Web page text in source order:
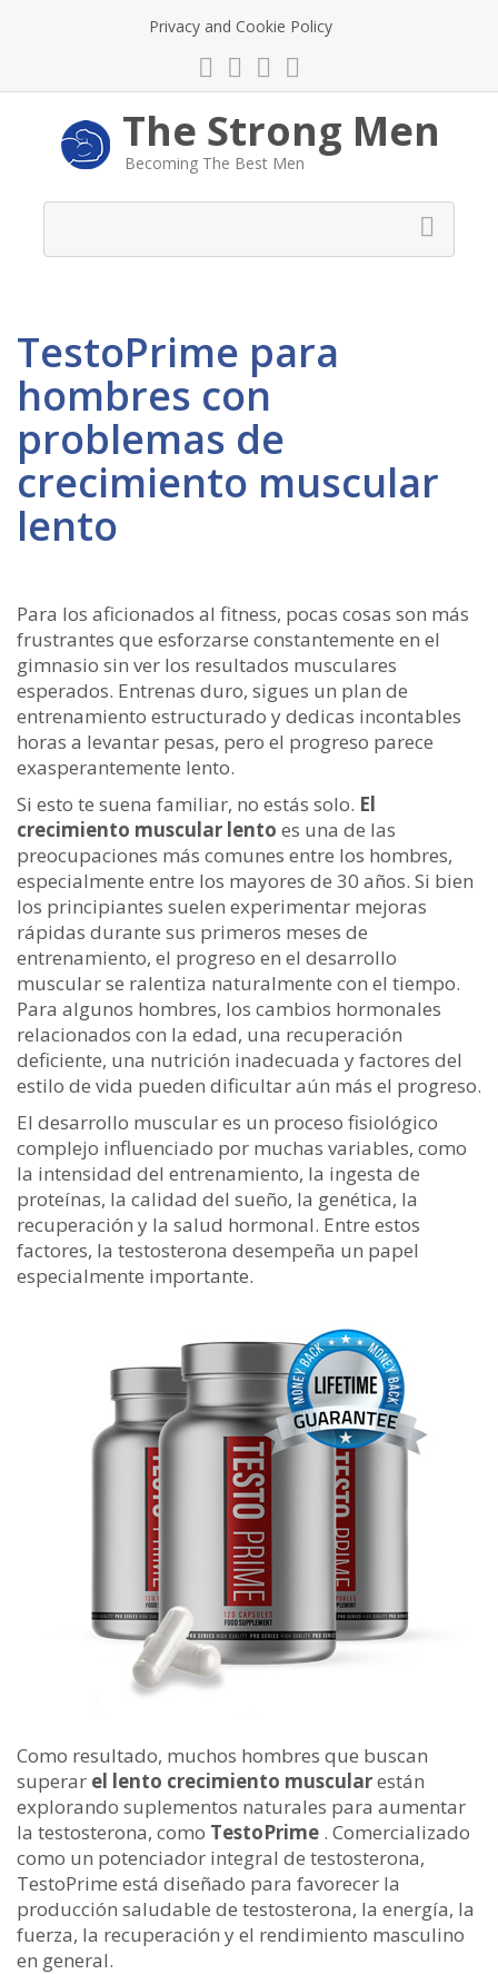
Privacy and Cookie Policy
The Strong Men
Becoming The Best Men
TestoPrime para
hombres con
problemas de
crecimiento muscular
lento
Para los aficionados al fitness, pocas cosas son más
frustrantes que esforzarse constantemente en el
gimnasio sin ver los resultados musculares
esperados. Entrenas duro, sigues un plan de
entrenamiento estructurado y dedicas incontables
horas a levantar pesas, pero el progreso parece
exasperantemente lento.
Si esto te suena familiar, no estás solo. El
crecimiento muscular lento es una de las
preocupaciones más comunes entre los hombres,
especialmente entre los mayores de 30 años. Si bien
los principiantes suelen experimentar mejoras
rápidas durante sus primeros meses de
entrenamiento, el progreso en el desarrollo
muscular se ralentiza naturalmente con el tiempo.
Para algunos hombres, los cambios hormonales
relacionados con la edad, una recuperación
deficiente, una nutrición inadecuada y factores del
estilo de vida pueden dificultar aún más el progreso.
El desarrollo muscular es un proceso fisiológico
complejo influenciado por muchas variables, como
la intensidad del entrenamiento, la ingesta de
proteínas, la calidad del sueño, la genética, la
recuperación y la salud hormonal. Entre estos
factores, la testosterona desempeña un papel
especialmente importante.
Como resultado, muchos hombres que buscan
superar el lento crecimiento muscularestán
explorando suplementos naturales para aumentar
la testosterona, como TestoPrime . Comercializado
como un potenciador integral de testosterona,
TestoPrime está diseñado para favorecer la
producción saludable de testosterona, la energía, la
fuerza, la recuperación y el rendimiento masculino
en general.